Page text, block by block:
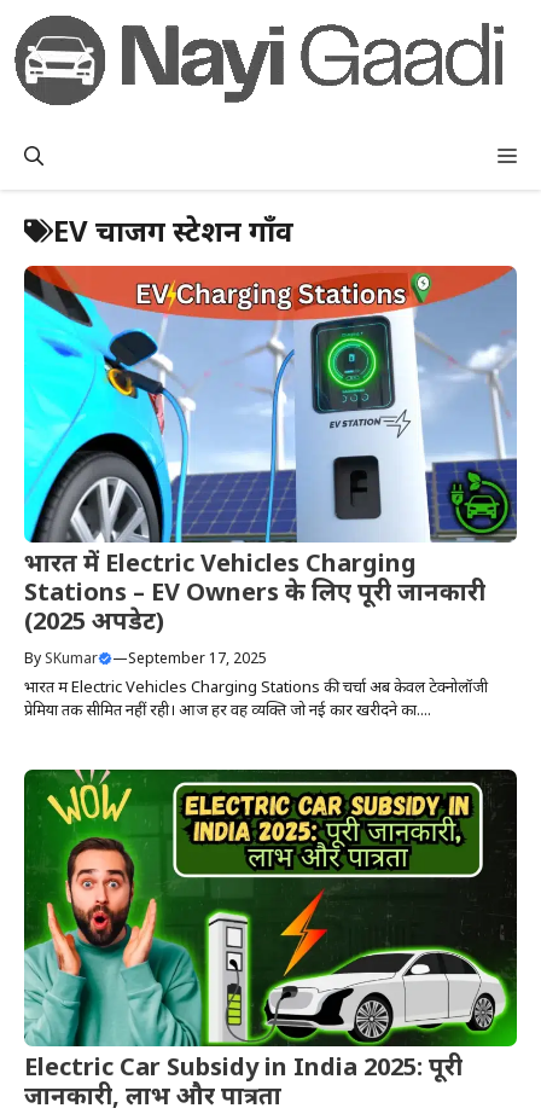
content
EV चार्जिंग स्टेशन गाँव
भारत में Electric Vehicles Charging
Stations – EV Owners के लिए पूरी जानकारी
(2025 अपडेट)
By SKumar —September 17, 2025
भारत में Electric Vehicles Charging Stations की चर्चा अब केवल टेक्नोलॉजी
प्रेमियों तक सीमित नहीं रही। आज हर वह व्यक्ति जो नई कार खरीदने का....
Electric Car Subsidy in India 2025: पूरी
जानकारी, लाभ और पात्रता